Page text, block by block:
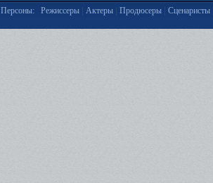
Персоны: Режиссеры| Актеры| Продюсеры| Сценаристы|